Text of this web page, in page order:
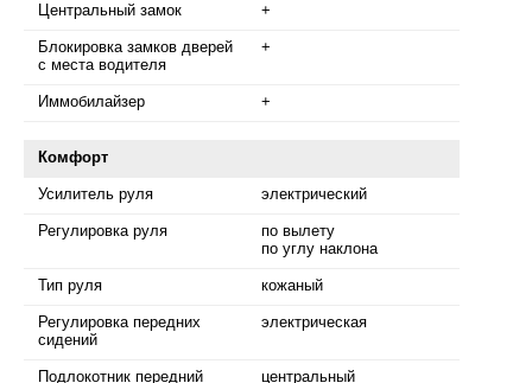
Центральный замок +
Блокировка замков дверей
с места водителя
+
Иммобилайзер +
Комфорт
Усилитель руля электрический
Регулировка руля
по вылету
по углу наклона
Тип руля кожаный
Регулировка передних
сидений
электрическая
Подлокотник передний центральный